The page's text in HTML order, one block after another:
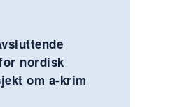
nordisk
om a-krim